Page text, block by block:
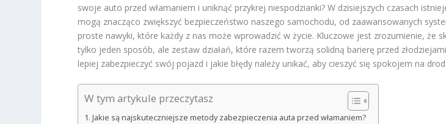
swoje auto przed włamaniem i uniknąć przykrej niespodzianki? W dzisiejszych czasach
mogą znacząco zwiększyć bezpieczeństwo naszego samochodu, od zaawansowanych
proste nawyki, które każdy z nas może wprowadzić w życie. Kluczowe jest zrozumienie, że
tylko jeden sposób, ale zestaw działań, które razem tworzą solidną barierę przed
lepiej zabezpieczyć swój pojazd i jakie błędy należy unikać, aby cieszyć się spokojem na
W tym artykule przeczytasz
Jakie są najskuteczniejsze metody zabezpieczenia auta przed włamaniem?